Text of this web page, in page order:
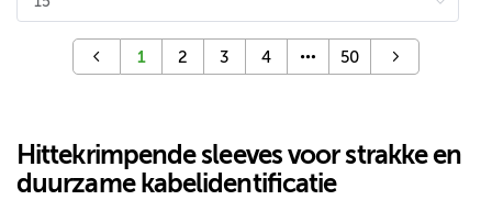
1 2 3 4 50
Hittekrimpende sleeves voor strakke en
duurzame kabelidentificatie